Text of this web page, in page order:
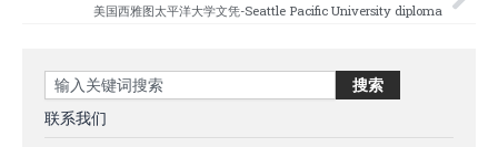
美国西雅图太平洋大学文凭-Seattle Pacific University diploma
Search 搜索
联系我们